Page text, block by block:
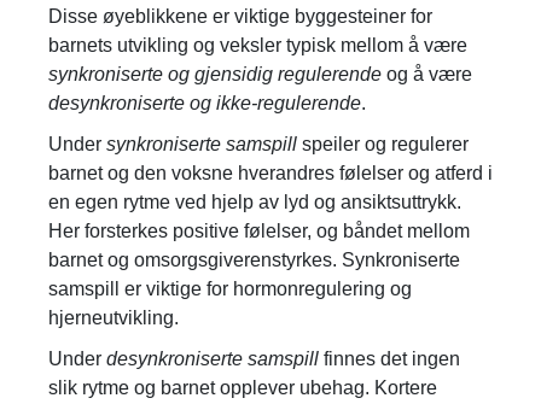
Disse øyeblikkene er viktige byggesteiner for
barnets utvikling og veksler typisk mellom å være
synkroniserte og gjensidig regulerende og å være
desynkroniserte og ikke-regulerende.
Under synkroniserte samspill speiler og regulerer
barnet og den voksne hverandres følelser og atferd i
en egen rytme ved hjelp av lyd og ansiktsuttrykk.
Her forsterkes positive følelser, og båndet mellom
barnet og omsorgsgiverenstyrkes. Synkroniserte
samspill er viktige for hormonregulering og
hjerneutvikling.
Under desynkroniserte samspill finnes det ingen
slik rytme og barnet opplever ubehag. Kortere